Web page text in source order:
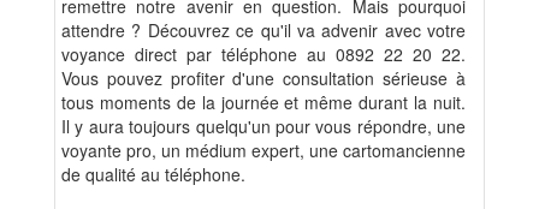
remettre notre avenir en question. Mais pourquoi
attendre ? Découvrez ce qu'il va advenir avec votre
voyance direct par téléphone au 0892 22 20 22.
Vous pouvez profiter d'une consultation sérieuse à
tous moments de la journée et même durant la nuit.
Il y aura toujours quelqu'un pour vous répondre, une
voyante pro, un médium expert, une cartomancienne
de qualité au téléphone.